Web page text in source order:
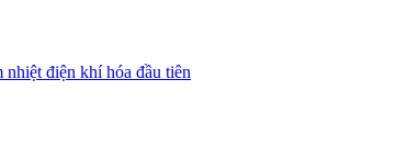
điện khí hóa đầu tiên